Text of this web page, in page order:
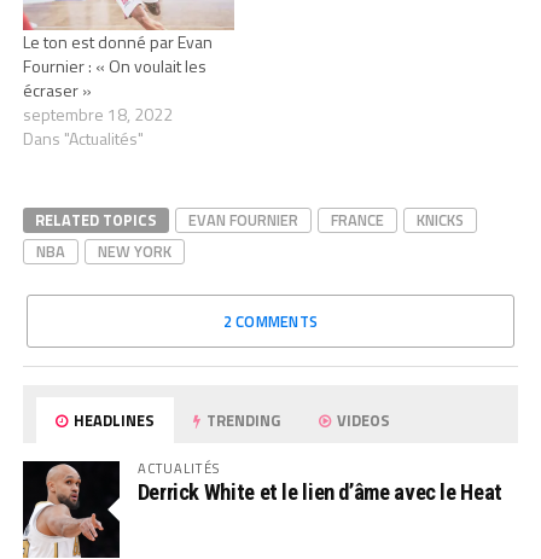
Le ton est donné par Evan
Fournier : « On voulait les
écraser »
septembre 18, 2022
Dans "Actualités"
RELATED TOPICS EVAN FOURNIER FRANCE
KNICKS
NBA
NEW YORK
2 COMMENTS
HEADLINES TRENDING VIDEOS
ACTUALITÉS
Derrick White et le lien d’âme avec le Heat